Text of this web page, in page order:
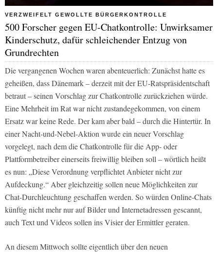
VERZWEIFELT GEWOLLTE BÜRGERKONTROLLE
500 Forscher gegen EU-Chatkontrolle: Unwirksamer
Kinderschutz, dafür schleichender Entzug von
Grundrechten
Die vergangenen Wochen waren abenteuerlich: Zunächst hatte es
geheißen, dass Dänemark – derzeit mit der EU-Ratspräsidentschaft
betraut – seinen Vorschlag zur Chatkontrolle zurückziehen würde.
Eine Mehrheit im Rat war nicht zustandegekommen, von einem
Ersatz war keine Rede. Der kam aber bald – durch die Hintertür. In
einer Nacht-und-Nebel-Aktion wurde ein neuer Vorschlag
vorgelegt, nach dem die Chatkontrolle für die App- oder
Plattformbetreiber einerseits freiwillig bleiben soll – wörtlich heißt
es nun: „Diese Verordnung verpflichtet Anbieter nicht zur
Aufdeckung.“ Aber gleichzeitig sollen neue Möglichkeiten zur
Chat-Durchleuchtung geschaffen werden. So würden Online-Chats
künftig nicht mehr nur auf Bilder und Internetadressen gescannt,
auch Text und Videos sollen ins Visier der Ermittler geraten.
An diesem Mittwoch sollte eigentlich über den neuen